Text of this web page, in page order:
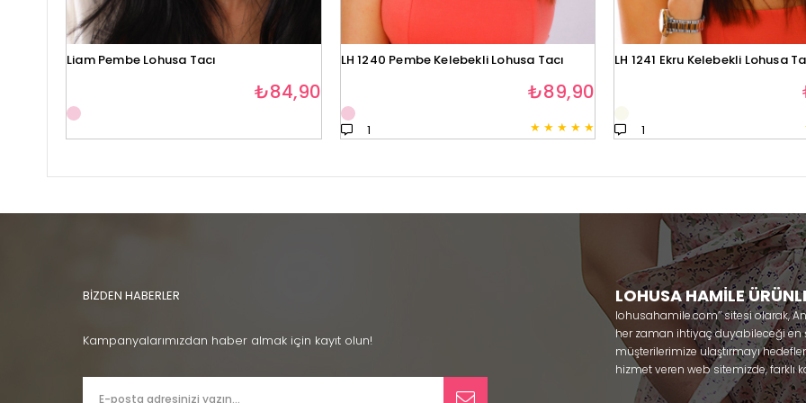
Liam Pembe Lohusa Tacı
₺84,90
LH 1240 Pembe Kelebekli Lohusa Tacı
★ ★ ★ ★ ★
1
₺89,90
LH 1241 Ekru Kelebekli Lohusa
1
BİZDEN HABERLER
Kampanyalarımızdan haber almak için kayıt olun!
LOHUSA HAMİLE
lohusahamile.com’’ sitesi olarak,
her zaman ihtiyaç duyabileceği en
müşterilerimize ulaştırmayı
hizmet veren web sitemizde, farklı
ürünlerine sadece bir tık